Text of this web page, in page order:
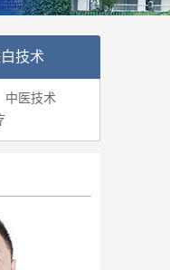
技术
中医技术